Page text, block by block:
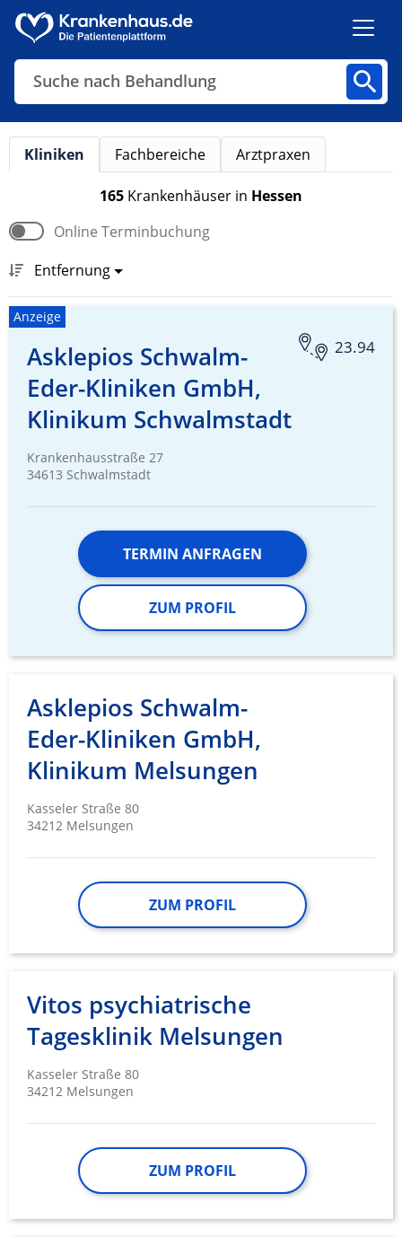
Suche nach Behandlung
Suche nach Diagnose
Kliniken Fachbereiche Arztpraxen
165 Krankenhäuser in Hessen
Online Terminbuchung
Entfernung
Anzeige
23.94
Asklepios Schwalm-
Eder-Kliniken GmbH,
Klinikum Schwalmstadt
Krankenhausstraße 27
34613 Schwalmstadt
TERMIN ANFRAGEN
ZUM PROFIL
Asklepios Schwalm-
Eder-Kliniken GmbH,
Klinikum Melsungen
Kasseler Straße 80
34212 Melsungen
ZUM PROFIL
Vitos psychiatrische
Tagesklinik Melsungen
Kasseler Straße 80
34212 Melsungen
ZUM PROFIL